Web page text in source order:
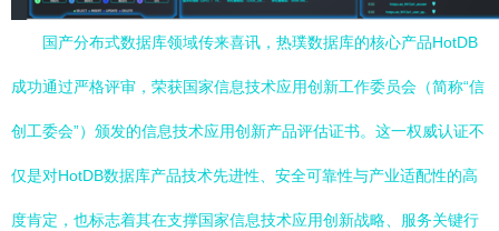
国产分布式数据库领域传来喜讯，热璞数据库的核心产品HotDB
成功通过严格评审，荣获国家信息技术应用创新工作委员会（简称“信
创工委会”）颁发的信息技术应用创新产品评估证书。这一权威认证不
仅是对HotDB数据库产品技术先进性、安全可靠性与产业适配性的高
度肯定，也标志着其在支撑国家信息技术应用创新战略、服务关键行